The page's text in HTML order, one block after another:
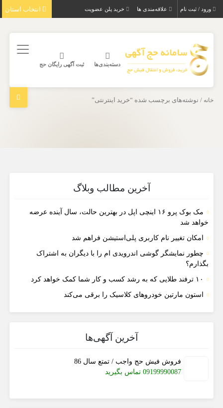
ورود / ثبت نام علاقه‌مندی ها خرید پلن عضویت
دسته‌بندی‌ها ثبت آگهی رایگان حج
خانه / نوشته‌های برچسب شده “خرید اینترنتی”
آخرین مطالب وبلاگ
مک بوک پرو ۱۶ اینچی اپل در بهترین حالت، سال آینده عرضه
خواهد شد
امکان تغییر نام کاربری پلی‌استیشن فراهم شد
چطور نمایشگر گوشی اندرویدی ام را با دیگران به اشتراک
بگذارم؟
۱۰ ترفند طلایی که به رشد کسب و کار شما کمک خواهد کرد
استون مارتین خودروهای کلاسیک را برقی می‌کند
آخرین آگهی‌ها
فروش فیش حج واجب / تمتع سال 86
09199990087 تماس بگیرید